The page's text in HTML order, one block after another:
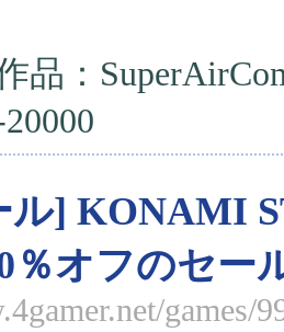
品：
ル] KONAMI
％オフのセー
games/